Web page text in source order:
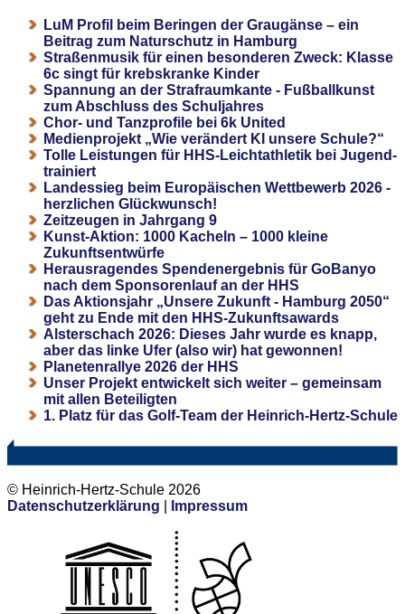
LuM Profil beim Beringen der Graugänse – ein
Beitrag zum Naturschutz in Hamburg
Straßenmusik für einen besonderen Zweck: Klasse
6c singt für krebskranke Kinder
Spannung an der Strafraumkante - Fußballkunst
zum Abschluss des Schuljahres
Chor- und Tanzprofile bei 6k United
Medienprojekt „Wie verändert KI unsere Schule?“
Tolle Leistungen für HHS-Leichtathletik bei Jugend-
trainiert
Landessieg beim Europäischen Wettbewerb 2026 -
herzlichen Glückwunsch!
Zeitzeugen in Jahrgang 9
Kunst-Aktion: 1000 Kacheln – 1000 kleine
Zukunftsentwürfe
Herausragendes Spendenergebnis für GoBanyo
nach dem Sponsorenlauf an der HHS
Das Aktionsjahr „Unsere Zukunft - Hamburg 2050“
geht zu Ende mit den HHS-Zukunftsawards
Alsterschach 2026: Dieses Jahr wurde es knapp,
aber das linke Ufer (also wir) hat gewonnen!
Planetenrallye 2026 der HHS
Unser Projekt entwickelt sich weiter – gemeinsam
mit allen Beteiligten
1. Platz für das Golf-Team der Heinrich-Hertz-Schule
© Heinrich-Hertz-Schule 2026
Datenschutzerklärung
Impressum